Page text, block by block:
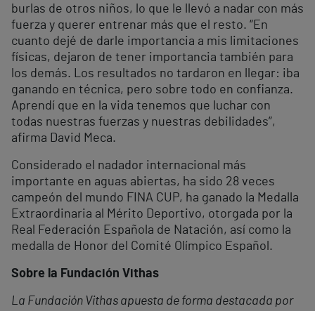
burlas de otros niños, lo que le llevó a nadar con más
fuerza y querer entrenar más que el resto. “En
cuanto dejé de darle importancia a mis limitaciones
físicas, dejaron de tener importancia también para
los demás. Los resultados no tardaron en llegar: iba
ganando en técnica, pero sobre todo en confianza.
Aprendí que en la vida tenemos que luchar con
todas nuestras fuerzas y nuestras debilidades”,
afirma David Meca.
Considerado el nadador internacional más
importante en aguas abiertas, ha sido 28 veces
campeón del mundo FINA CUP, ha ganado la Medalla
Extraordinaria al Mérito Deportivo, otorgada por la
Real Federación Española de Natación, así como la
medalla de Honor del Comité Olímpico Español.
Sobre la Fundación Vithas
La Fundación Vithas apuesta de forma destacada por